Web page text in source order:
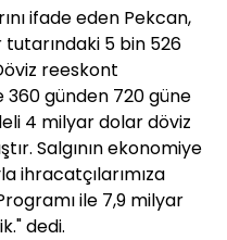
ifade eden Pekcan,
tutarındaki 5 bin 526
reeskont
günden 720 güne
4 milyar dolar döviz
Salgının ekonomiye
ihracatçılarımıza
ile 7,9 milyar
dedi.